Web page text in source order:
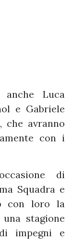
anche Luca
e Gabriele
che avranno
con i
di
Squadra e
con loro la
stagione
impegni e